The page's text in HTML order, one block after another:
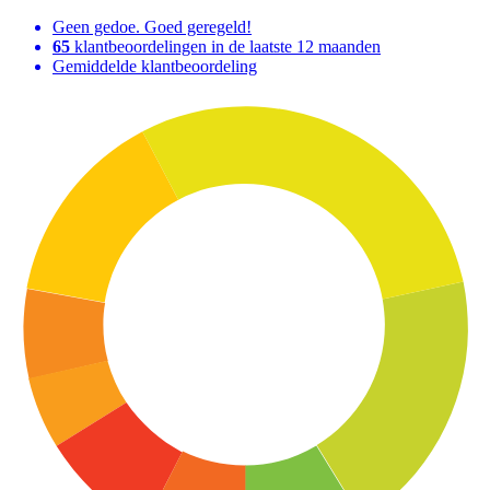
Geen gedoe. Goed geregeld!
65 klantbeoordelingen in de laatste 12 maanden
Gemiddelde klantbeoordeling